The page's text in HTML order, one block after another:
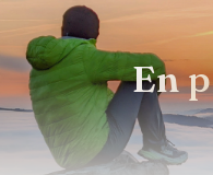
En